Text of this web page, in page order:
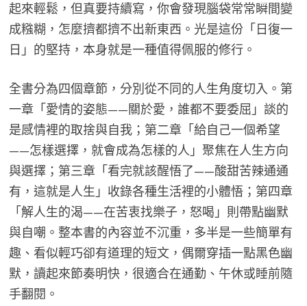
起來輕鬆，但真要持續寫，你會發現腦袋常常瞬間變
成糨糊，怎麼擠都擠不出新東西。光是這份「日復一
日」的堅持，本身就是一種值得佩服的修行。
全書分為四個章節，分別從不同的人生角度切入。第
一章「愛情的姿態——關於愛，誰都不要委屈」談的
是感情裡的取捨與自我；第二章「給自己一個希望
——怎樣選擇，就會成為怎樣的人」聚焦在人生方向
與選擇；第三章「看完就該醒悟了——酸甜苦辣通通
有，這就是人生」收錄各種生活裡的小體悟；第四章
「解人生的渴——在苦衷找樂子，怒喝」則帶點幽默
與自嘲。整本書的內容並不沉重，多半是一些簡單有
趣、看似輕巧卻有道理的短文，偶爾穿插一點黑色幽
默，讀起來節奏明快，很適合在通勤、午休或睡前隨
手翻閱。